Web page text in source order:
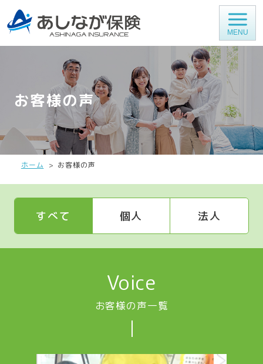
MENU
お客様の声
ホーム お客様の声
すべて 個人 法人
Voice
お客様の声一覧